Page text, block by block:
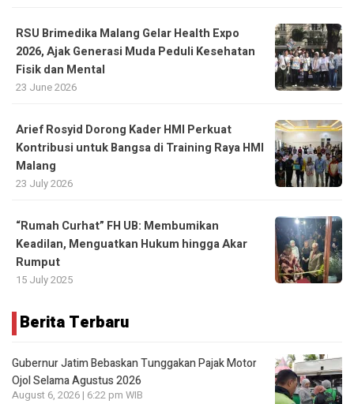
RSU Brimedika Malang Gelar Health Expo
2026, Ajak Generasi Muda Peduli Kesehatan
Fisik dan Mental
23 June 2026
Arief Rosyid Dorong Kader HMI Perkuat
Kontribusi untuk Bangsa di Training Raya HMI
Malang
23 July 2026
“Rumah Curhat” FH UB: Membumikan
Keadilan, Menguatkan Hukum hingga Akar
Rumput
15 July 2025
Berita Terbaru
Gubernur Jatim Bebaskan Tunggakan Pajak Motor
Ojol Selama Agustus 2026
August 6, 2026 | 6:22 pm WIB